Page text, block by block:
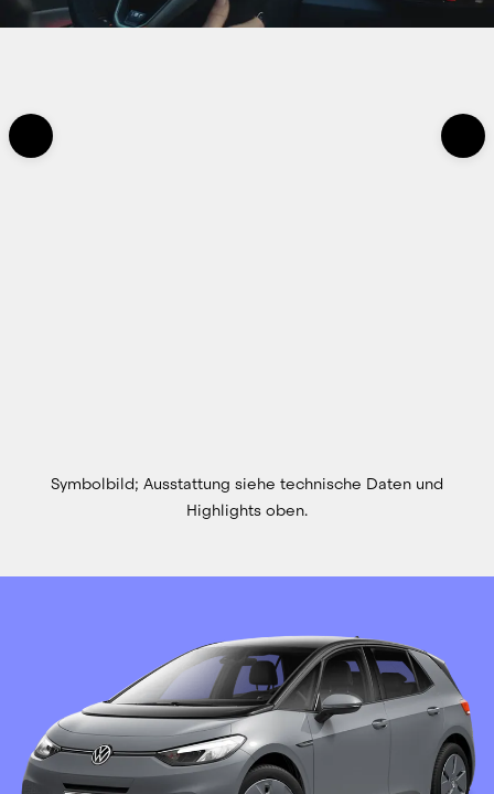
Symbolbild; Ausstattung siehe technische Daten und
Highlights oben.